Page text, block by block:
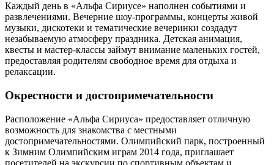
Каждый день в «Альфа Сириусе» наполнен событиями и
развлечениями. Вечерние шоу-программы, концерты живой
музыки, дискотеки и тематические вечеринки создадут
незабываемую атмосферу праздника. Детская анимация,
квесты и мастер-классы займут внимание маленьких гостей,
предоставляя родителям свободное время для отдыха и
релаксации.
Окрестности и достопримечательности
Расположение «Альфа Сириуса» предоставляет отличную
возможность для знакомства с местными
достопримечательностями. Олимпийский парк, построенный
к Зимним Олимпийским играм 2014 года, приглашает
посетителей на экскурсии по спортивным объектам и